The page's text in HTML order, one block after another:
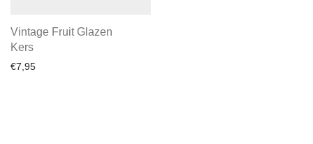
Vintage Fruit Glazen
Kers
€7,95